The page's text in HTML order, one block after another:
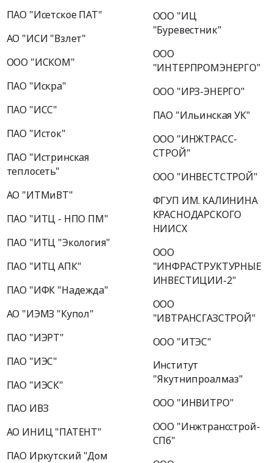
ПАО "Исетское ПАТ"
АО "ИСИ "Взлет"
ООО "ИСКОМ"
ПАО "Искра"
ПАО "ИСС"
ПАО "Исток"
ПАО "Истринская
теплосеть"
АО "ИТМиВТ"
ПАО "ИТЦ - НПО ПМ"
ПАО "ИТЦ "Экология"
ПАО "ИТЦ АПК"
ПАО "ИФК "Надежда"
АО "ИЭМЗ "Купол"
ПАО "ИЭРТ"
ПАО "ИЭС"
ПАО "ИЭСК"
ПАО ИВЗ
АО ИНИЦ "ПАТЕНТ"
ПАО Иркутский "Дом
ООО "ИЦ
"Буревестник"
ООО
"ИНТЕРПРОМЭНЕРГО"
ООО "ИРЗ-ЭНЕРГО"
ПАО "Ильинская УК"
ООО "ИНЖТРАСС-
СТРОЙ"
ООО "ИНВЕСТСТРОЙ"
ФГУП ИМ. КАЛИНИНА
КРАСНОДАРСКОГО
НИИСХ
ООО
"ИНФРАСТРУКТУРНЫЕ
ИНВЕСТИЦИИ-2"
ООО
"ИВТРАНСГАЗСТРОЙ"
ООО "ИТЭС"
Институт
"Якутнипроалмаз"
ООО "ИНВИТРО"
ООО "Инжтрансстрой-
СПб"